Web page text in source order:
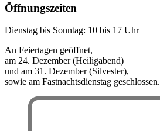
Öffnungszeiten
Dienstag bis Sonntag: 10 bis 17 Uhr
An Feiertagen geöffnet,
am 24. Dezember (Heiligabend)
und am 31. Dezember (Silvester),
sowie am Fastnachtsdienstag geschlossen.